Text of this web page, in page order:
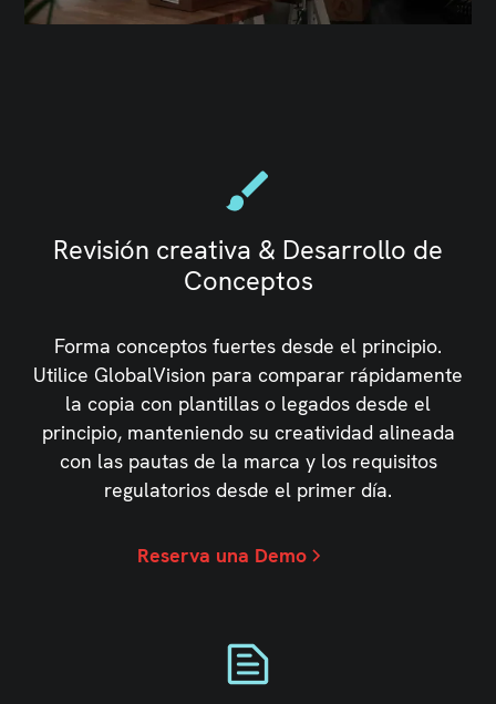
Revisión creativa & Desarrollo de
Conceptos
Forma conceptos fuertes desde el principio.
Utilice GlobalVision para comparar rápidamente
la copia con plantillas o legados desde el
principio, manteniendo su creatividad alineada
con las pautas de la marca y los requisitos
regulatorios desde el primer día.
Reserva una Demo